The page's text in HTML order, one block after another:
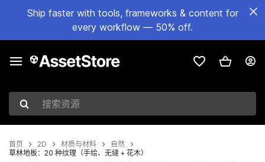
Ship faster with tools, frameworks & content for
every workflow — 50% off.
搜索资源
首页 2D 材质与材料
自然
草林地板：20 种纹理（手绘、无缝 + 花木）